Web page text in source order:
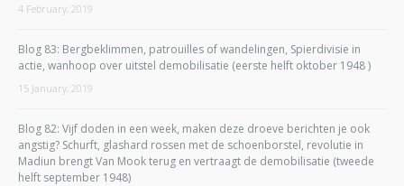
4 February, 2019
Blog 83: Bergbeklimmen, patrouilles of wandelingen, Spierdivisie in
actie, wanhoop over uitstel demobilisatie (eerste helft oktober 1948 )
15 January, 2019
Blog 82: Vijf doden in een week, maken deze droeve berichten je ook
angstig? Schurft, glashard rossen met de schoenborstel, revolutie in
Madiun brengt Van Mook terug en vertraagt de demobilisatie (tweede
helft september 1948)